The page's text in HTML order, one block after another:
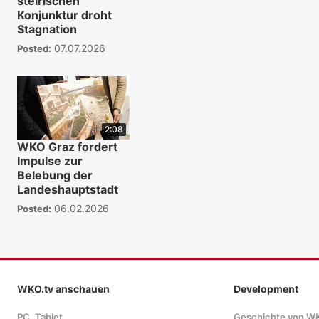
Konjunktur droht
Stagnation
Posted: 07.07.2026
2:08
WKO Graz fordert
Impulse zur
Belebung der
Landeshauptstadt
Posted: 06.02.2026
WKO.tv anschauen Development